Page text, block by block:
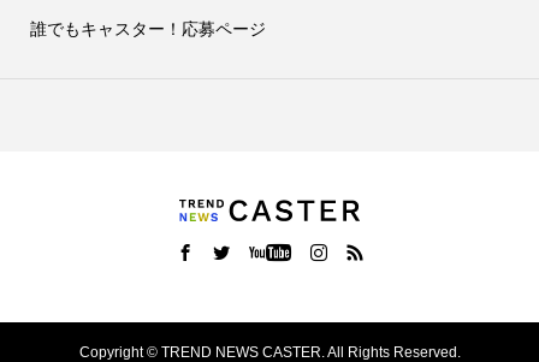
誰でもキャスター！応募ページ
Copyright ©TREND NEWS CASTER. All Rights Reserved.